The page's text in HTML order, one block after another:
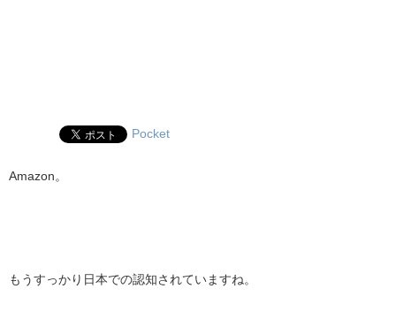
Pocket
Amazon。
もうすっかり日本での認知されていますね。